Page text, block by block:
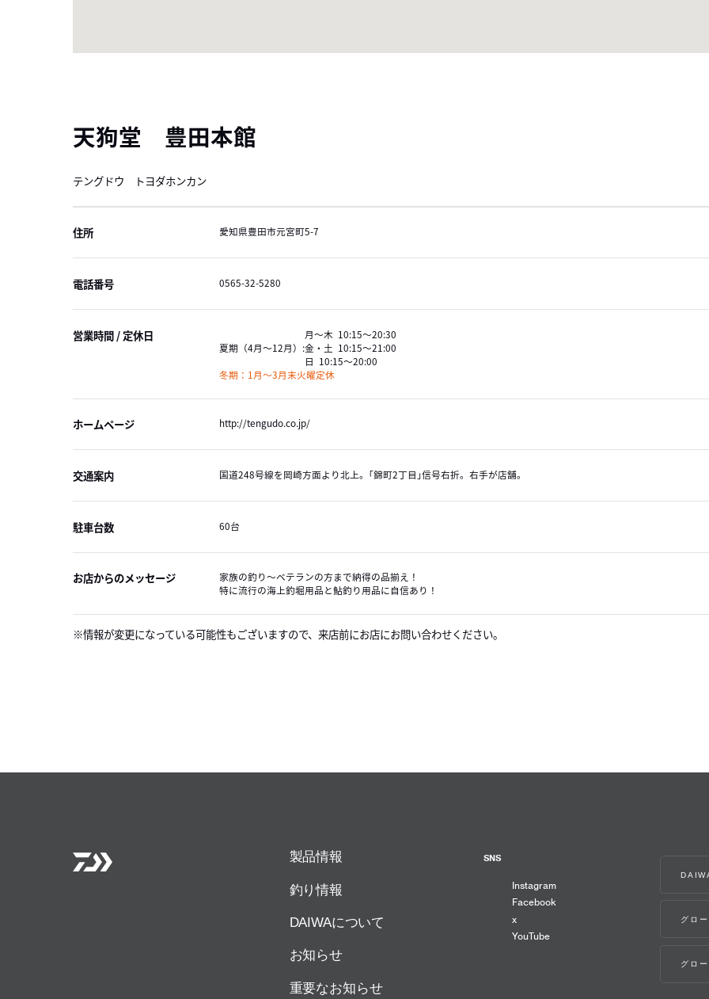
天狗堂 豊田本館
テングドウ トヨダホンカン
住所 愛知県豊田市元宮町5-7
電話番号 0565-32-5280
営業時間 / 定休日
夏期（4月～12月）:
月～木 10:15～20:30
金・土 10:15～21:00
日 10:15～20:00
冬期：1月～3月末火曜定休
ホームページ http://tengudo.co.jp/
交通案内 国道248号線を岡崎方面より北上。｢錦町2丁目｣信号右折。右手が店舗。
駐車台数 60台
お店からのメッセージ
家族の釣り～ベテランの方まで納得の品揃え！
特に流行の海上釣堀用品と鮎釣り用品に自信あり！
製品情報
釣り情報
DAIWAについて
お知らせ
重要なお知らせ
SNS
Instagram
Facebook
x
YouTube
グロ
グロ